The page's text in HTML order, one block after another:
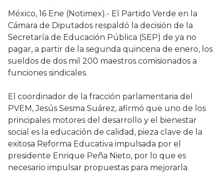
México, 16 Ene (Notimex).- El Partido Verde en la
Cámara de Diputados respaldó la decisión de la
Secretaría de Educación Pública (SEP) de ya no
pagar, a partir de la segunda quincena de enero, los
sueldos de dos mil 200 maestros comisionados a
funciones sindicales.
El coordinador de la fracción parlamentaria del
PVEM, Jesús Sesma Suárez, afirmó que uno de los
principales motores del desarrollo y el bienestar
social es la educación de calidad, pieza clave de la
exitosa Reforma Educativa impulsada por el
presidente Enrique Peña Nieto, por lo que es
necesario impulsar propuestas para mejorarla.